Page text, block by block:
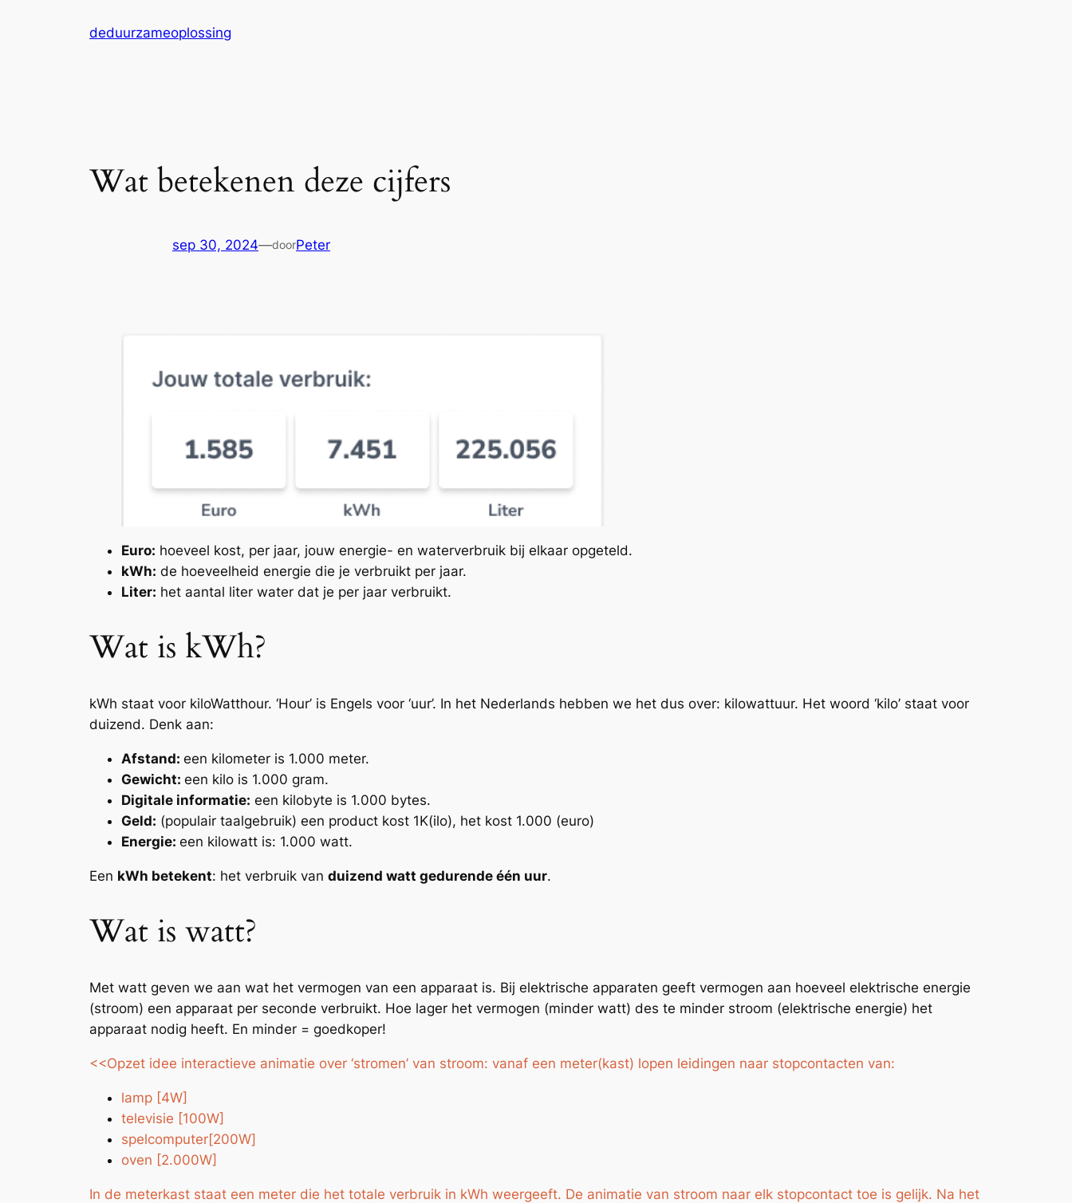
deduurzameoplossing
Wat betekenen deze cijfers
sep 30, 2024—doorPeter
Euro: hoeveel kost, per jaar, jouw energie- en waterverbruik bij elkaar opgeteld.
kWh: de hoeveelheid energie die je verbruikt per jaar.
Liter: het aantal liter water dat je per jaar verbruikt.
Wat is kWh?
kWh staat voor kiloWatthour. ‘Hour’ is Engels voor ‘uur’. In het Nederlands hebben we het dus over: kilowattuur. Het woord ‘kilo’ staat voor
duizend. Denk aan:
Afstand: een kilometer is 1.000 meter.
Gewicht: een kilo is 1.000 gram.
Digitale informatie: een kilobyte is 1.000 bytes.
Geld: (populair taalgebruik) een product kost 1K(ilo), het kost 1.000 (euro)
Energie: een kilowatt is: 1.000 watt.
Een kWh betekent: het verbruik van duizend watt gedurende één uur.
Wat is watt?
Met watt geven we aan wat het vermogen van een apparaat is. Bij elektrische apparaten geeft vermogen aan hoeveel elektrische energie
(stroom) een apparaat per seconde verbruikt. Hoe lager het vermogen (minder watt) des te minder stroom (elektrische energie) het
apparaat nodig heeft. En minder = goedkoper!
<<Opzet idee interactieve animatie over ‘stromen’ van stroom: vanaf een meter(kast) lopen leidingen naar stopcontacten van:
lamp [4W]
televisie [100W]
spelcomputer[200W]
oven [2.000W]
In de meterkast staat een meter die het totale verbruik in kWh weergeeft. De animatie van stroom naar elk stopcontact toe is gelijk. Na het